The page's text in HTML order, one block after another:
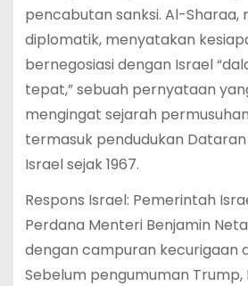
pencabutan sanksi. Al-Sharaa,
diplomatik, menyatakan
bernegosiasi dengan Israel
tepat,” sebuah pernyataan
mengingat sejarah
termasuk pendudukan
Israel sejak 1967.
Respons Israel: Pemerintah
Perdana Menteri Benjamin
dengan campuran kecurigaan
Sebelum pengumuman